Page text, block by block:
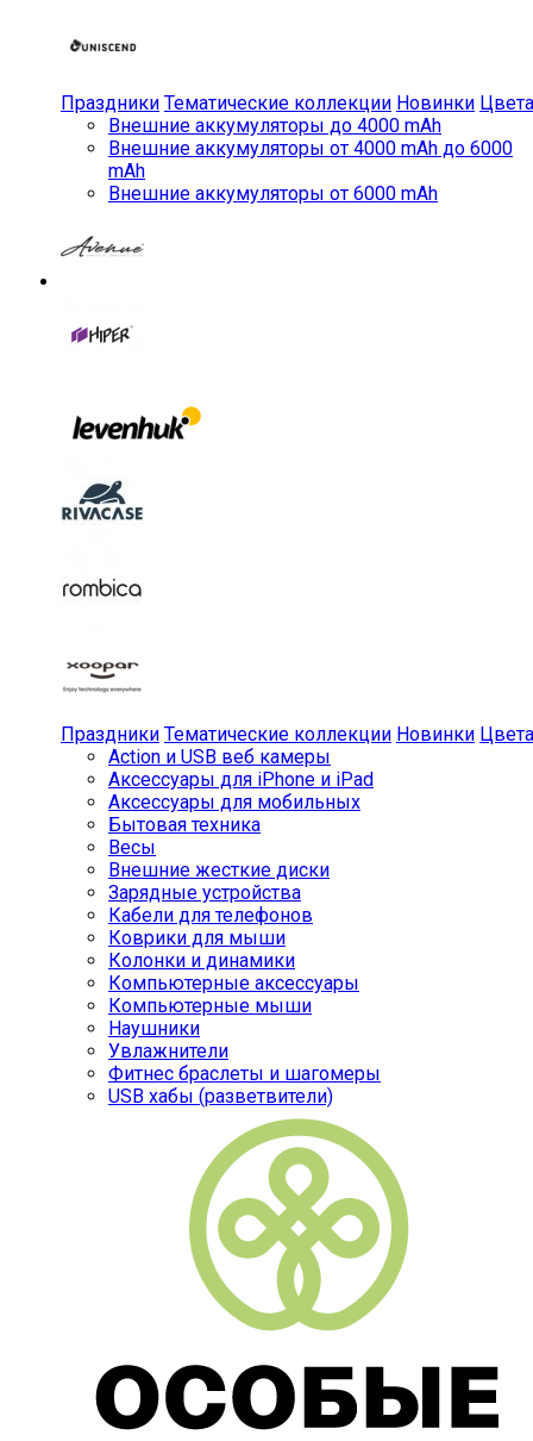
Праздники Тематические коллекции Новинки Цвета
Внешние аккумуляторы до 4000 mAh
Внешние аккумуляторы от 4000 mAh до 6000
mAh
Внешние аккумуляторы от 6000 mAh
Праздники Тематические коллекции Новинки Цвета
Action и USB веб камеры
Аксессуары для iPhone и iPad
Аксессуары для мобильных
Бытовая техника
Весы
Внешние жесткие диски
Зарядные устройства
Кабели для телефонов
Коврики для мыши
Колонки и динамики
Компьютерные аксессуары
Компьютерные мыши
Наушники
Увлажнители
Фитнес браслеты и шагомеры
USB хабы (разветвители)